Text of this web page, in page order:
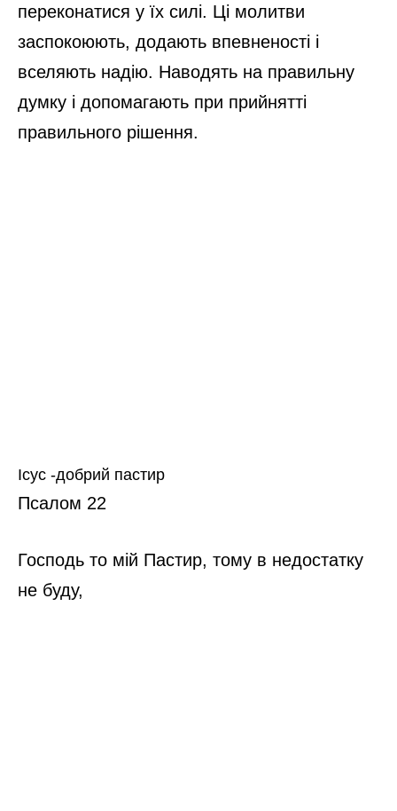
переконатися у їх силі. Ці молитви
заспокоюють, додають впевненості і
вселяють надію. Наводять на правильну
думку і допомагають при прийнятті
правильного рішення.
Ісус -добрий пастир
Псалом 22
Господь то мій Пастир, тому в недостатку
не буду,